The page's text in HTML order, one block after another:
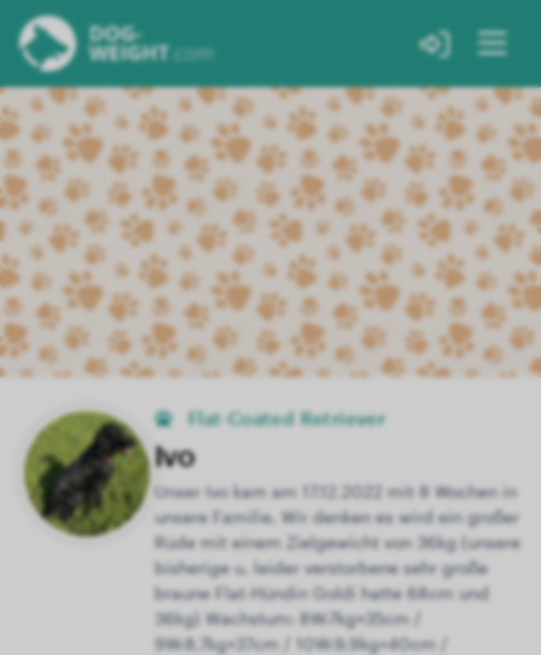
Flat-Coated Retriever
Ivo
Unser Ivo kam am 17.12.2022 mit 8 Wochen in
unsere Familie. Wir denken es wird ein großer
Rüde mit einem Zielgewicht von 36kg (unsere
bisherige u. leider verstorbene sehr große
braune Flat-Hündin Goldi hatte 68cm und
36kg) Wachstum: 8W:7kg+35cm /
9W:8,7kg+37cm / 10W:9,9kg+40cm /